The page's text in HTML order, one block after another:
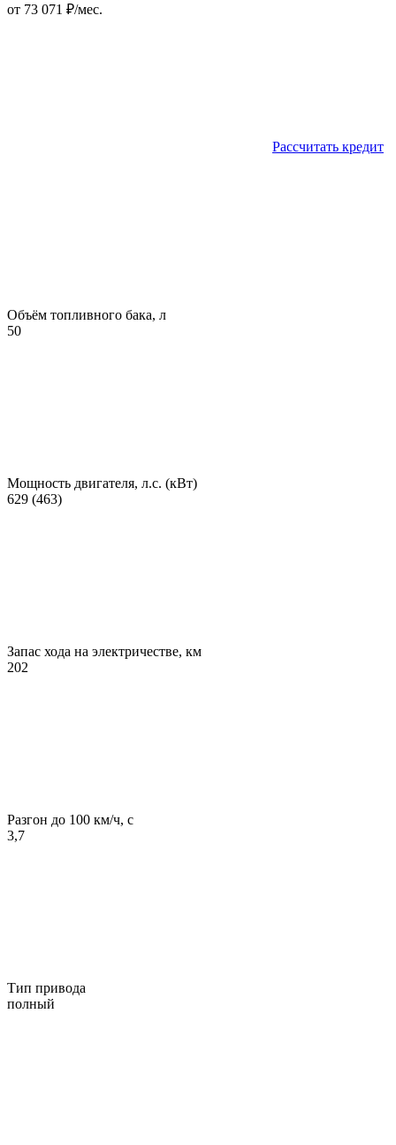
от 73 071 ₽/мес.
Рассчитать кредит
Объём топливного бака, л
50
Мощность двигателя, л.с. (кВт)
629 (463)
Запас хода на электричестве, км
202
Разгон до 100 км/ч, с
3,7
Тип привода
полный